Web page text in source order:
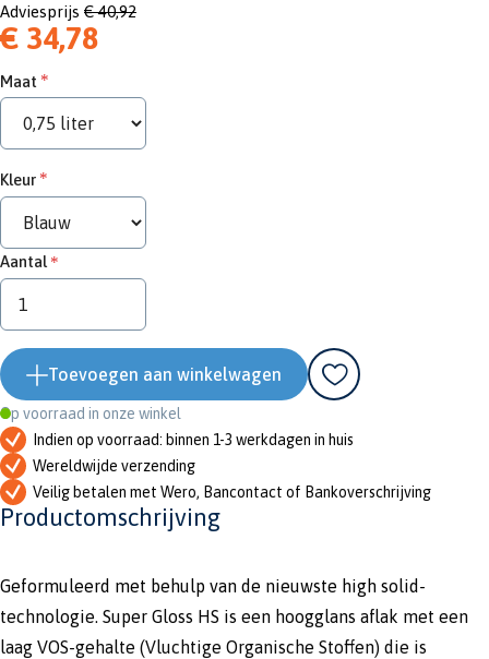
Adviesprijs € 40,92
€ 34,78
Maat
Kleur
Aantal
Toevoegen aan winkelwagen
Op voorraad in onze winkel
Indien op voorraad: binnen 1-3 werkdagen in huis
Wereldwijde verzending
Veilig betalen met Wero, Bancontact of Bankoverschrijving
Productomschrijving
Geformuleerd met behulp van de nieuwste high solid-
technologie. Super Gloss HS is een hoogglans aflak met een
laag VOS-gehalte (Vluchtige Organische Stoffen) die is